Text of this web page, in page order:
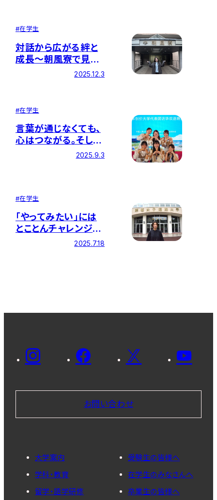
加して
#在学生
対話から広がる絆と
成長～朝風寮で見つ
けた挑戦のかたち～
2025.12.3
#在学生
言葉が通じなくても、
心はつながる。そし
て、“知る”ことが“平
2025.9.3
#在学生
「やってみたい」には
とことんチャレンジ！
―課外活動も勉学も
2025.7.18
お問い合わせ
大学案内
学科・教育
留学・語学研修
受験生の皆様へ
在学生のみなさんへ
卒業生の皆様へ